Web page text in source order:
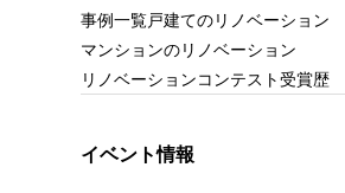
事例一覧戸建てのリノベーション
マンションのリノベーション
リノベーションコンテスト受賞歴
イベント情報